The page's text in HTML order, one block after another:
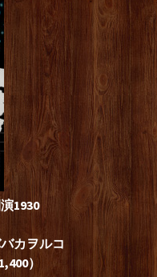
1930
カヲルコ
）